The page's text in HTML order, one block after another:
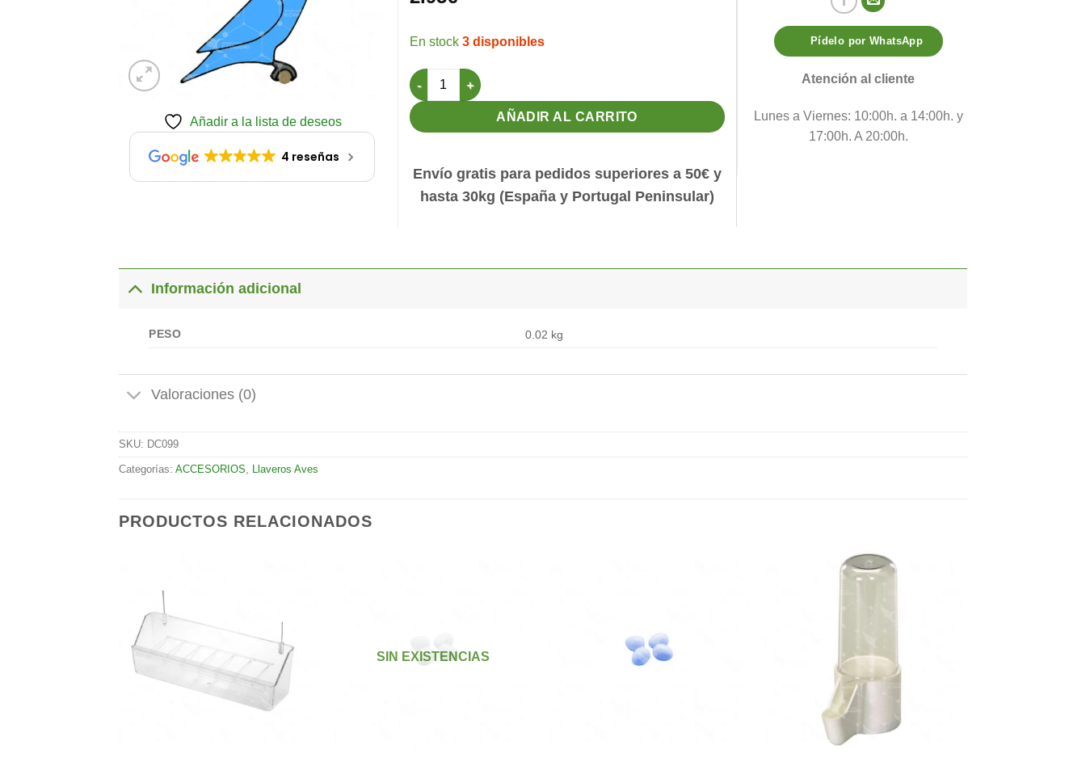
Añadir a la lista de deseos
4 reseñas
3 disponibles
Llavero Agapornis Azul cantidad
AÑADIR AL CARRITO
Envío gratis para pedidos superiores a 50€ y
hasta 30kg (España y Portugal Peninsular)
Pídelo por WhatsApp
Atención al cliente
Lunes a Viernes: 10:00h. a 14:00h. y
17:00h. A 20:00h.
Información adicional
PESO 0.02 kg
Valoraciones (0)
SKU: DC099
Categorías: ACCESORIOS Llaveros Aves
PRODUCTOS RELACIONADOS
Añadir
a la
lista de
deseos
deseos
SIN EXISTENCIAS